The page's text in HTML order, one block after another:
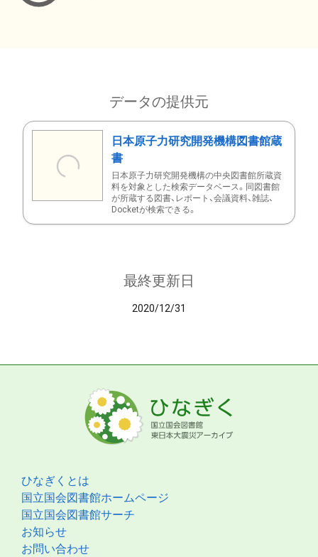
データの提供元
日本原子力研究開発機構図書館蔵
書
日本原子力研究開発機構の中央図書館所蔵資
料を対象とした検索データベース。同図書館
が所蔵する図書、レポート、会議資料、雑誌、
Docketが検索できる。
最終更新日
2020/12/31
ひなぎくとは
国立国会図書館ホームページ
国立国会図書館サーチ
お知らせ
お問い合わせ